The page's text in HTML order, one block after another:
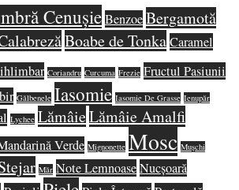
CenușieBenzoeBergamotă
Boabe de TonkaCaramel
Coriandru Curcuma Frezie Fructul Pasiunii
Gălbenele Iasomie Iasomie De Grasse Ienupăr
Lychee LămâieLămâie Amalfi
Verde Mignonette Mosc Mușchi
Măr Note LemnoaseNucșoară